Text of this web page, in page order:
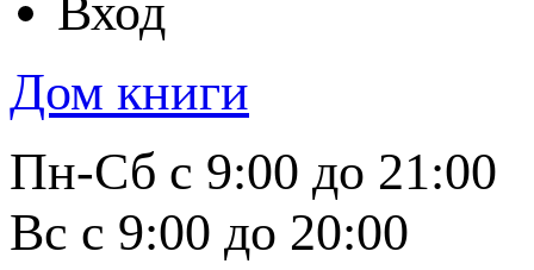
Вход
Дом книги
Пн-Сб с 9:00 до 21:00
Вс с 9:00 до 20:00